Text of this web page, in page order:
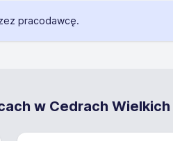
pracodawcę.
w Cedrach